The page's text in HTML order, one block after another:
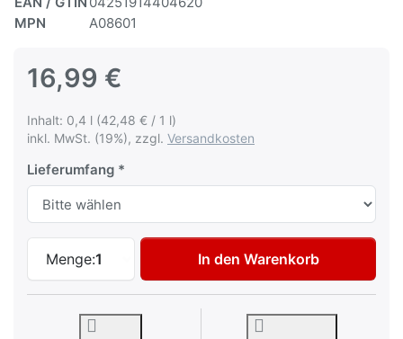
MPN
A08601
16,99 €
Inhalt: 0,4 l (42,48 € / 1 l)
inkl. MwSt. (19%), zzgl. Versandkosten
Lieferumfang
Menge:1
Autolack Spraydose für Citroen EKB
In den Warenkorb